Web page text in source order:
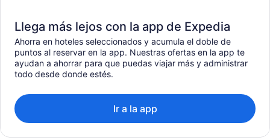
Llega más lejos con la app de Expedia
Ahorra en hoteles seleccionados y acumula el doble de
puntos al reservar en la app. Nuestras ofertas en la app te
ayudan a ahorrar para que puedas viajar más y administrar
todo desde donde estés.
Ir a la app